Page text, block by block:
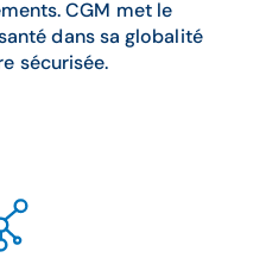
CGM met le
dans sa globalité
sécurisée.